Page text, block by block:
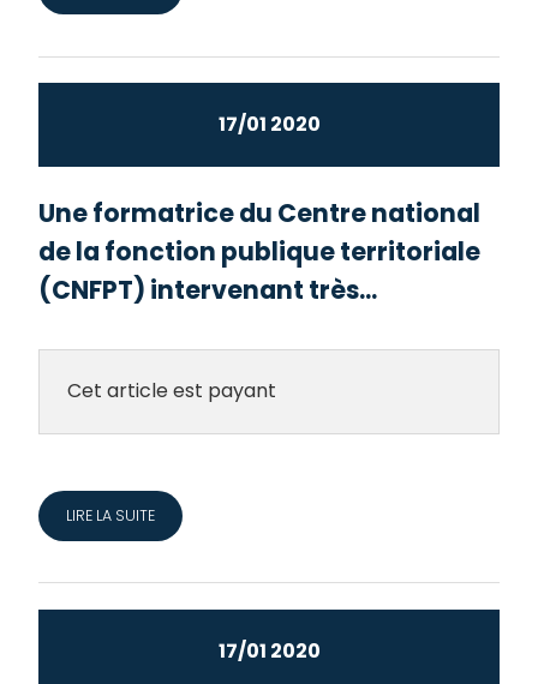
17/01 2020
Une formatrice du Centre national
de la fonction publique territoriale
(CNFPT) intervenant très...
Cet article est payant
LIRE LA SUITE
17/01 2020